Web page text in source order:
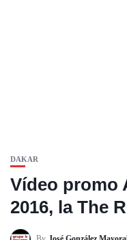
DAKAR
Vídeo promo
2016, la The